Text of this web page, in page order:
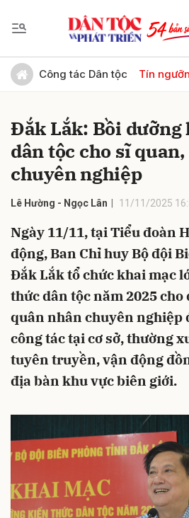
Công tác Dân tộc Tín
Đắk Lắk: Bồi
dân tộc cho sĩ
chuyên nghiệp
Lê Hường - Ngọc Lân 11/11/2025
Ngày 11/11, tại Tiểu đoàn
động, Ban Chỉ huy Bộ đội
Đắk Lắk tổ chức khai mạc
thức dân tộc năm 2025
quân nhân chuyên nghiệp
công tác tại cơ sở, thường
tuyên truyền, vận động
địa bàn khu vực biên giới.
Gửi bình luận